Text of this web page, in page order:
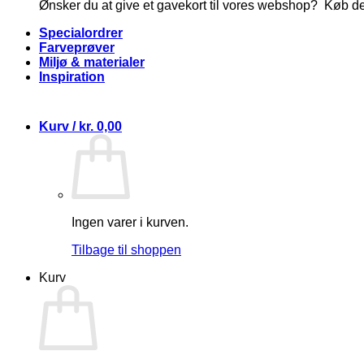
Ønsker du at give et gavekort til vores webshop? Køb
Specialordrer
Farveprøver
Miljø & materialer
Inspiration
Kurv / kr. 0,00
Ingen varer i kurven.
Tilbage til shoppen
Kurv